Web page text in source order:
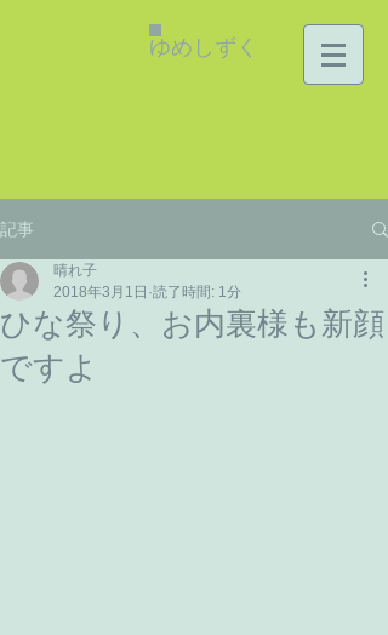
ゆめしずく
記事
ひな祭り、お内裏様も新顔
ですよ
晴れ子
2018年3月1日 読了時間: 1分